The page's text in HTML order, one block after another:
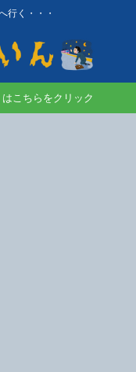
行く・・・
こちらをクリック